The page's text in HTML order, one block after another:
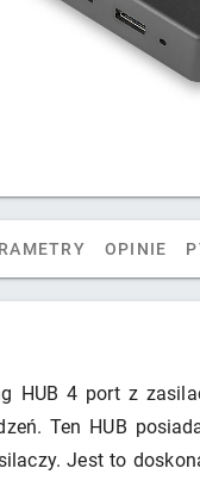
OPINIE
HUB 4 port z
Ten HUB
Jest to